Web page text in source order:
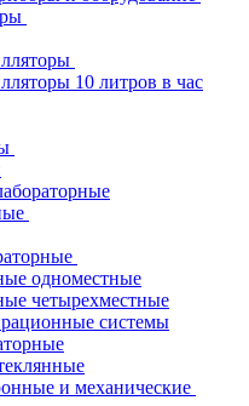
10 литров в час
одноместные
четырехместные
системы
и механические